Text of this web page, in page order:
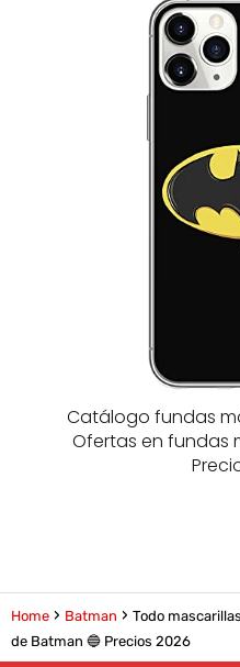
Catálogo fundas
Ofertas en fundas
Home Batman
Todo
de Batman 🔵 Precios 2026